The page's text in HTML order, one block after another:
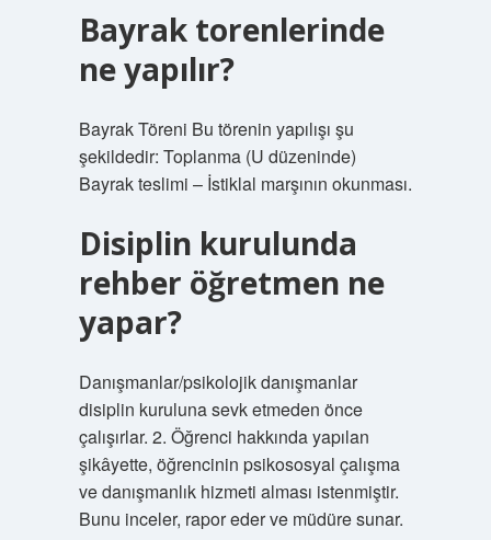
Bayrak torenlerinde
ne yapılır?
Bayrak Töreni Bu törenin yapılışı şu
şekildedir: Toplanma (U düzeninde)
Bayrak teslimi – İstiklal marşının okunması.
Disiplin kurulunda
rehber öğretmen ne
yapar?
Danışmanlar/psikolojik danışmanlar
disiplin kuruluna sevk etmeden önce
çalışırlar. 2. Öğrenci hakkında yapılan
şikâyette, öğrencinin psikososyal çalışma
ve danışmanlık hizmeti alması istenmiştir.
Bunu inceler, rapor eder ve müdüre sunar.